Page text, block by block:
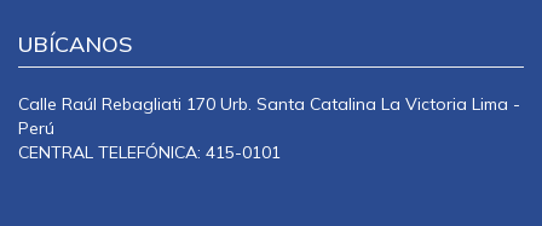
UBÍCANOS
Calle Raúl Rebagliati 170 Urb. Santa Catalina La Victoria Lima -
Perú
CENTRAL TELEFÓNICA: 415-0101